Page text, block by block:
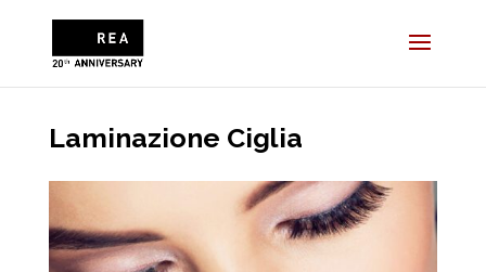
Laminazione Ciglia